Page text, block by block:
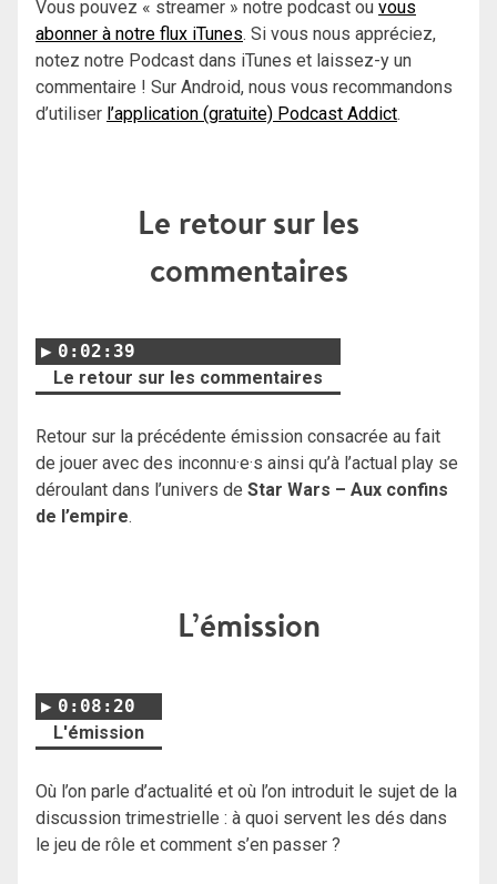
Vous pouvez « streamer » notre podcast ou vous
abonner à notre flux iTunes. Si vous nous appréciez,
notez notre Podcast dans iTunes et laissez-y un
commentaire ! Sur Android, nous vous recommandons
d’utiliser l’application (gratuite) Podcast Addict.
Le retour sur les
commentaires
0:02:39
Le retour sur les commentaires
Retour sur la précédente émission consacrée au fait
de jouer avec des inconnu·e·s ainsi qu’à l’actual play se
déroulant dans l’univers de Star Wars – Aux confins
de l’empire.
L’émission
0:08:20
L'émission
Où l’on parle d’actualité et où l’on introduit le sujet de la
discussion trimestrielle : à quoi servent les dés dans
le jeu de rôle et comment s’en passer ?